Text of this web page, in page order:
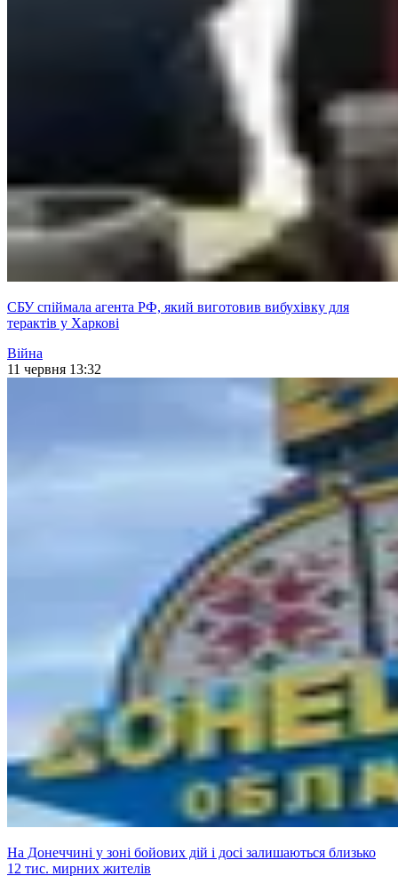
СБУ спіймала агента РФ, який виготовив вибухівку для
терактів у Харкові
Війна
11 червня 13:32
На Донеччині у зоні бойових дій і досі залишаються близько
12 тис. мирних жителів